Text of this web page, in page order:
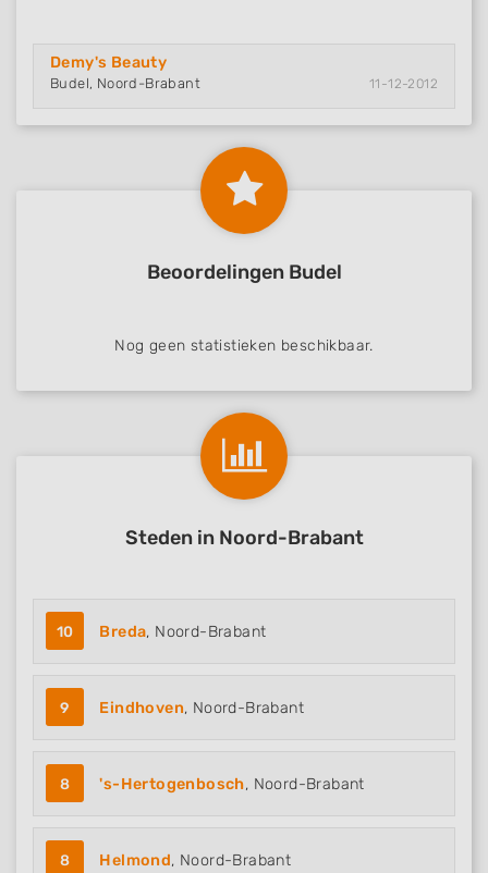
Demy's Beauty
Budel, Noord-Brabant 11-12-2012
Beoordelingen Budel
Nog geen statistieken beschikbaar.
Steden in Noord-Brabant
10 Breda, Noord-Brabant
9 Eindhoven, Noord-Brabant
8 's-Hertogenbosch, Noord-Brabant
8 Helmond, Noord-Brabant
Advertising